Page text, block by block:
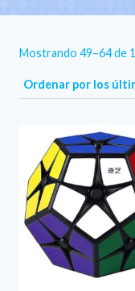
Mostrando 49–64 de